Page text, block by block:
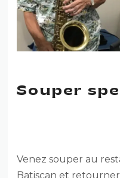
Souper
Venez souper au
Batiscan et retourner